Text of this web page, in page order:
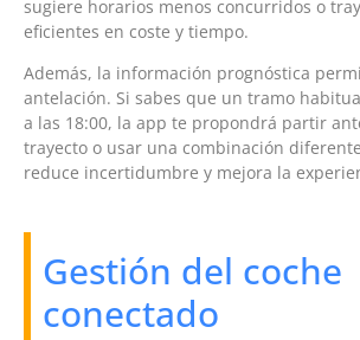
sugiere horarios menos concurridos o
eficientes en coste y tiempo.
Además, la información prognóstica
antelación. Si sabes que un tramo
a las 18:00, la app te propondrá partir
trayecto o usar una combinación
reduce incertidumbre y mejora la
Gestión del coche
conectado